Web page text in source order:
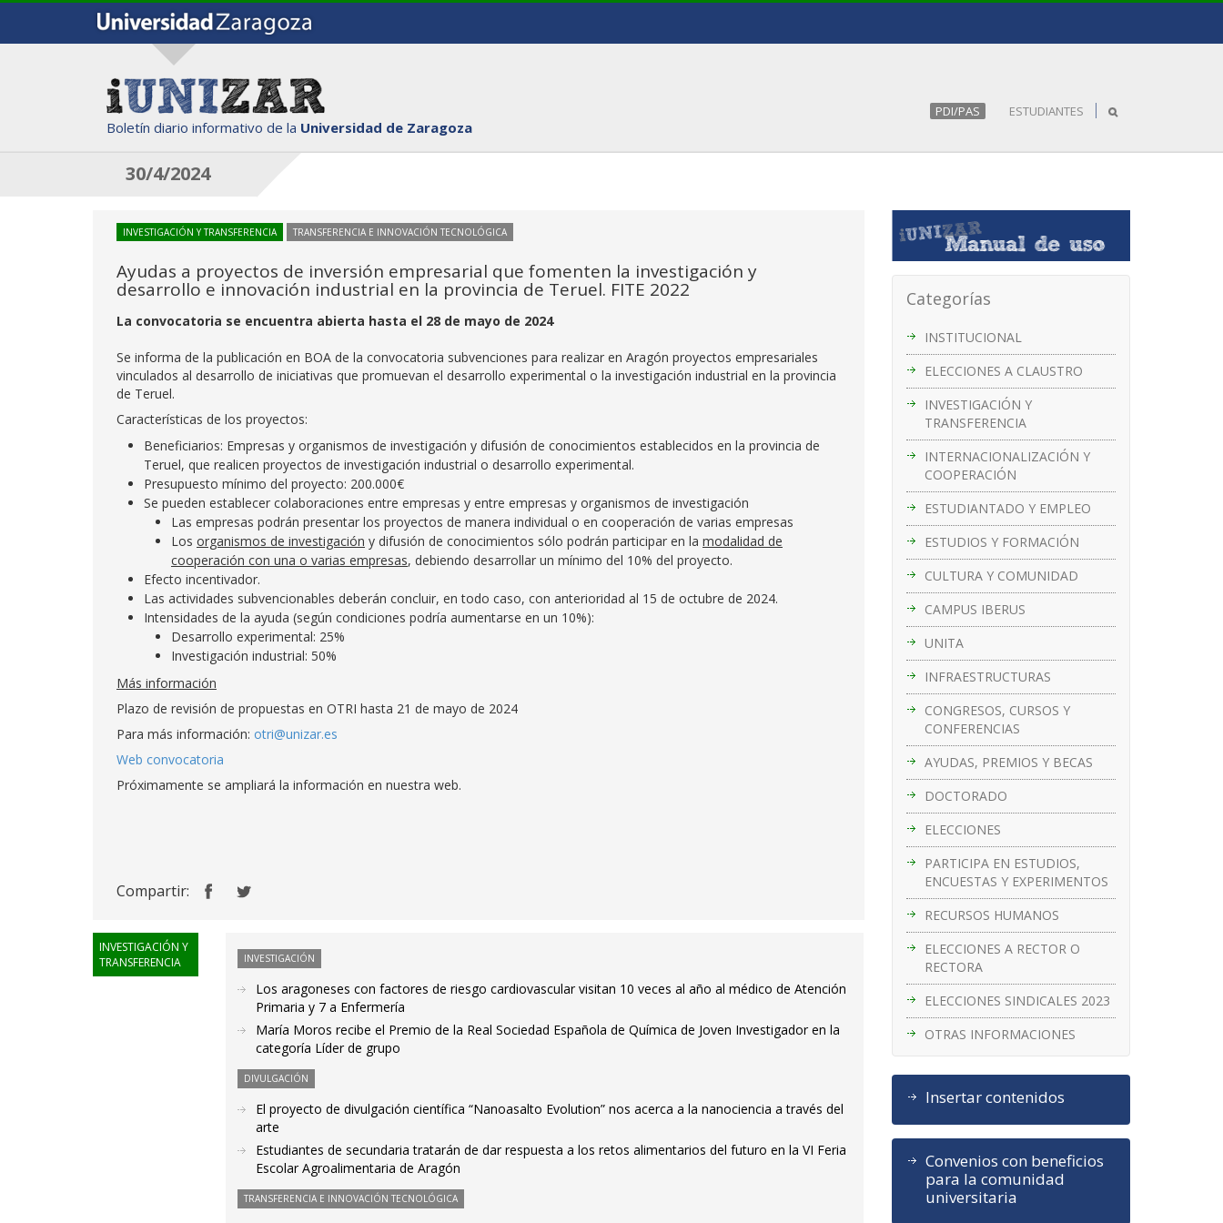
Boletín diario informativo de la Universidad de Zaragoza
PDI/PAS ESTUDIANTES
30/4/2024
Categorías
INSTITUCIONAL
ELECCIONES A CLAUSTRO
INVESTIGACIÓN Y
TRANSFERENCIA
INTERNACIONALIZACIÓN Y
COOPERACIÓN
ESTUDIANTADO Y EMPLEO
ESTUDIOS Y FORMACIÓN
CULTURA Y COMUNIDAD
CAMPUS IBERUS
UNITA
INFRAESTRUCTURAS
CONGRESOS, CURSOS Y
CONFERENCIAS
AYUDAS, PREMIOS Y BECAS
DOCTORADO
ELECCIONES
PARTICIPA EN ESTUDIOS,
ENCUESTAS Y EXPERIMENTOS
RECURSOS HUMANOS
ELECCIONES A RECTOR O
RECTORA
ELECCIONES SINDICALES 2023
OTRAS INFORMACIONES
Insertar contenidos
Convenios con beneficios
para la comunidad
universitaria
INVESTIGACIÓN Y TRANSFERENCIA TRANSFERENCIA E INNOVACIÓN TECNOLÓGICA
Ayudas a proyectos de inversión empresarial que fomenten la investigación y
desarrollo e innovación industrial en la provincia de Teruel. FITE 2022
La convocatoria se encuentra abierta hasta el 28 de mayo de 2024
Se informa de la publicación en BOA de la convocatoria subvenciones para realizar en Aragón proyectos empresariales
vinculados al desarrollo de iniciativas que promuevan el desarrollo experimental o la investigación industrial en la provincia
de Teruel.
Características de los proyectos:
Beneficiarios: Empresas y organismos de investigación y difusión de conocimientos establecidos en la provincia de
Teruel, que realicen proyectos de investigación industrial o desarrollo experimental.
Presupuesto mínimo del proyecto: 200.000€
Se pueden establecer colaboraciones entre empresas y entre empresas y organismos de investigación
Las empresas podrán presentar los proyectos de manera individual o en cooperación de varias empresas
Los organismos de investigación y difusión de conocimientos sólo podrán participar en la modalidad de
cooperación con una o varias empresas, debiendo desarrollar un mínimo del 10% del proyecto.
Efecto incentivador.
Las actividades subvencionables deberán concluir, en todo caso, con anterioridad al 15 de octubre de 2024.
Intensidades de la ayuda (según condiciones podría aumentarse en un 10%):
Desarrollo experimental: 25%
Investigación industrial: 50%
Más información
Plazo de revisión de propuestas en OTRI hasta 21 de mayo de 2024
Para más información: otri@unizar.es
Web convocatoria
Próximamente se ampliará la información en nuestra web.
Compartir:
INVESTIGACIÓN Y
TRANSFERENCIA
INVESTIGACIÓN
Los aragoneses con factores de riesgo cardiovascular visitan 10 veces al año al médico de Atención
Primaria y 7 a Enfermería
María Moros recibe el Premio de la Real Sociedad Española de Química de Joven Investigador en la
categoría Líder de grupo
DIVULGACIÓN
El proyecto de divulgación científica “Nanoasalto Evolution” nos acerca a la nanociencia a través del
arte
Estudiantes de secundaria tratarán de dar respuesta a los retos alimentarios del futuro en la VI Feria
Escolar Agroalimentaria de Aragón
TRANSFERENCIA E INNOVACIÓN TECNOLÓGICA